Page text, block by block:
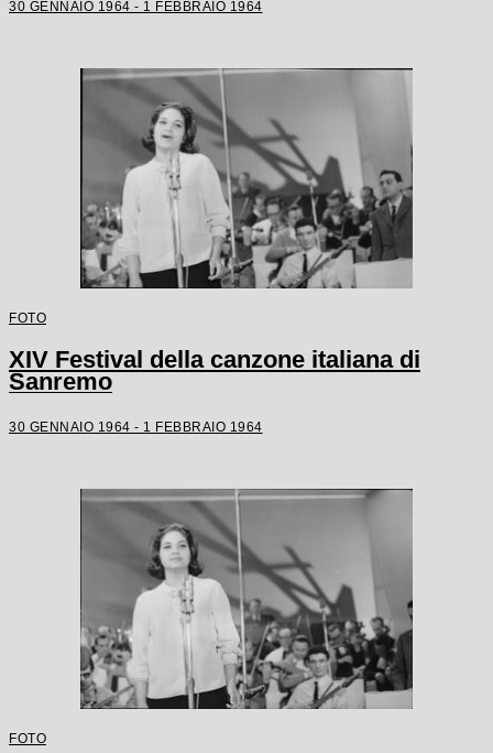
30 GENNAIO 1964 - 1 FEBBRAIO 1964
FOTO
XIV Festival della canzone italiana di
Sanremo
30 GENNAIO 1964 - 1 FEBBRAIO 1964
FOTO